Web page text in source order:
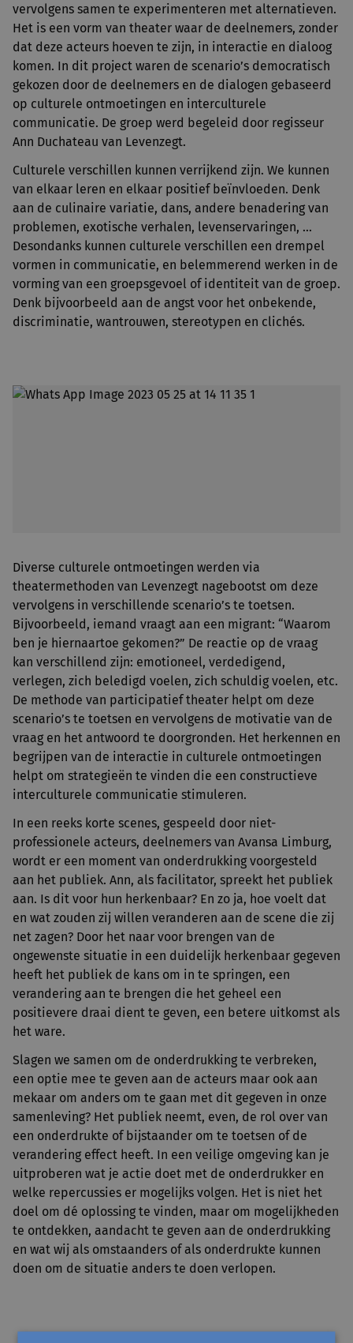
vervolgens samen te experimenteren met alternatieven.
Het is een vorm van theater waar de deelnemers, zonder
dat deze acteurs hoeven te zijn, in interactie en dialoog
komen. In dit project waren de scenario’s democratisch
gekozen door de deelnemers en de dialogen gebaseerd
op culturele ontmoetingen en interculturele
communicatie. De groep werd begeleid door regisseur
Ann Duchateau van Levenzegt.
Culturele verschillen kunnen verrijkend zijn. We kunnen
van elkaar leren en elkaar positief beïnvloeden. Denk
aan de culinaire variatie, dans, andere benadering van
problemen, exotische verhalen, levenservaringen, ...
Desondanks kunnen culturele verschillen een drempel
vormen in communicatie, en belemmerend werken in de
vorming van een groepsgevoel of identiteit van de groep.
Denk bijvoorbeeld aan de angst voor het onbekende,
discriminatie, wantrouwen, stereotypen en clichés.
Diverse culturele ontmoetingen werden via
theatermethoden van Levenzegt nagebootst om deze
vervolgens in verschillende scenario’s te toetsen.
Bijvoorbeeld, iemand vraagt aan een migrant: “Waarom
ben je hiernaartoe gekomen?” De reactie op de vraag
kan verschillend zijn: emotioneel, verdedigend,
verlegen, zich beledigd voelen, zich schuldig voelen, etc.
De methode van participatief theater helpt om deze
scenario’s te toetsen en vervolgens de motivatie van de
vraag en het antwoord te doorgronden. Het herkennen en
begrijpen van de interactie in culturele ontmoetingen
helpt om strategieën te vinden die een constructieve
interculturele communicatie stimuleren.
In een reeks korte scenes, gespeeld door niet-
professionele acteurs, deelnemers van Avansa Limburg,
wordt er een moment van onderdrukking voorgesteld
aan het publiek. Ann, als facilitator, spreekt het publiek
aan. Is dit voor hun herkenbaar? En zo ja, hoe voelt dat
en wat zouden zij willen veranderen aan de scene die zij
net zagen? Door het naar voor brengen van de
ongewenste situatie in een duidelijk herkenbaar gegeven
heeft het publiek de kans om in te springen, een
verandering aan te brengen die het geheel een
positievere draai dient te geven, een betere uitkomst als
het ware.
Slagen we samen om de onderdrukking te verbreken,
een optie mee te geven aan de acteurs maar ook aan
mekaar om anders om te gaan met dit gegeven in onze
samenleving? Het publiek neemt, even, de rol over van
een onderdrukte of bijstaander om te toetsen of de
verandering effect heeft. In een veilige omgeving kan je
uitproberen wat je actie doet met de onderdrukker en
welke repercussies er mogelijks volgen. Het is niet het
doel om dé oplossing te vinden, maar om mogelijkheden
te ontdekken, aandacht te geven aan de onderdrukking
en wat wij als omstaanders of als onderdrukte kunnen
doen om de situatie anders te doen verlopen.